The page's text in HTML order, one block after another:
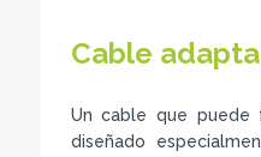
Cable
Un cable que puede
diseñado